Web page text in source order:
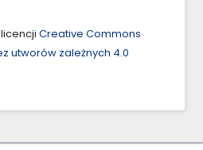
Creative Commons
utworów zależnych 4.0